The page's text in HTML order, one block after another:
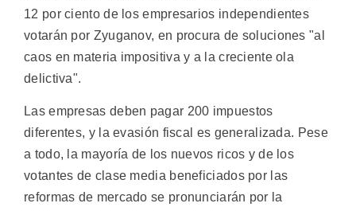
12 por ciento de los empresarios independientes
votarán por Zyuganov, en procura de soluciones "al
caos en materia impositiva y a la creciente ola
delictiva".
Las empresas deben pagar 200 impuestos
diferentes, y la evasión fiscal es generalizada. Pese
a todo, la mayoría de los nuevos ricos y de los
votantes de clase media beneficiados por las
reformas de mercado se pronunciarán por la